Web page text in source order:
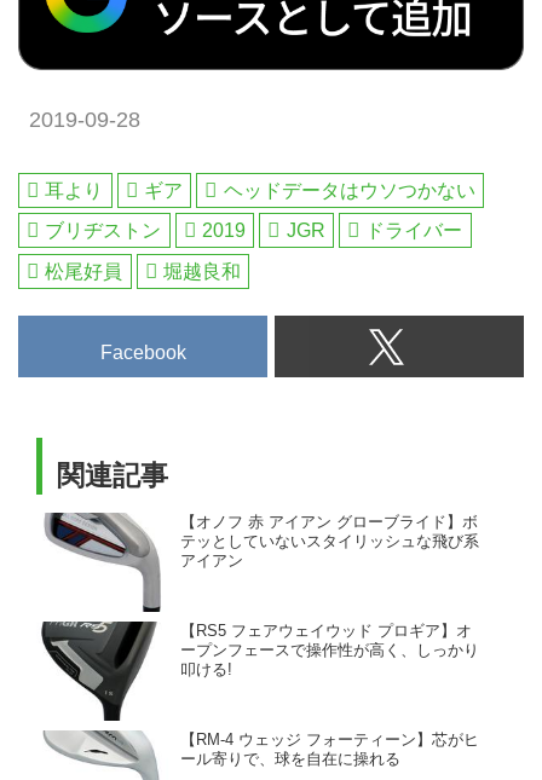
2019-09-28
耳より ギア
ヘッドデータはウソつかない
ブリヂストン
2019 JGR
ドライバー
松尾好員
堀越良和
Facebook
関連記事
【オノフ 赤 アイアン グローブライド】ボ
テッとしていないスタイリッシュな飛び系
アイアン
【RS5 フェアウェイウッド プロギア】オ
ープンフェースで操作性が高く、しっかり
叩ける!
【RM-4 ウェッジ フォーティーン】芯がヒ
ール寄りで、球を自在に操れる